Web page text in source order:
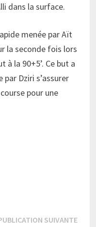
dans la surface.
menée par Aït
la seconde fois lors
la 90+5’. Ce but a
Dziri s’assurer
pour une
SUIVANTE